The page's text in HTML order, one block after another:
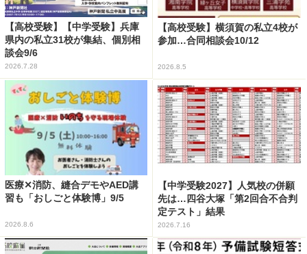
【高校受験】【中学受験】兵庫
県内の私立31校が集結、個別相
談会9/6
2026.7.28
【高校受験】横須賀の私立4校が
参加…合同相談会10/12
2026.8.5
医療✕消防、縫合デモやAED講
習も「おしごと体験博」9/5
2026.8.6
【中学受験2027】人気校の併願
先は…四谷大塚「第2回合不合判
定テスト」結果
2026.7.16